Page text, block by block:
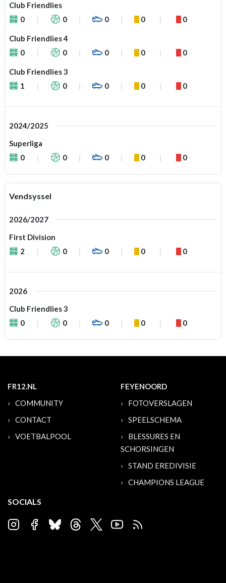
Club Friendlies
0
0 0 0 0
Club Friendlies 4
0
0 0 0 0
Club Friendlies 3
1
0 0 0 0
2024/2025
Superliga
0
0 0 0 0
Vendsyssel
2026/2027
First Division
2
0 0 0 0
2026
Club Friendlies 3
0
0 0 0 0
FR12.NL
COMMUNITY
CONTACT
VOETBALPOOL
FEYENOORD
FOTOVERSLAGEN
SPEELSCHEMA
BLESSURES EN
SCHORSINGEN
STAND EREDIVISIE
CHAMPIONS LEAGUE
SOCIALS